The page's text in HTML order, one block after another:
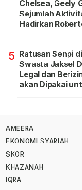
Chelsea, Geely
Sejumlah
Hadirkan
5 Ratusan Senpi
Swasta Jaksel
Legal dan
akan Dipakai
AMEERA
EKONOMI SYARIAH
SKOR
KHAZANAH
IQRA